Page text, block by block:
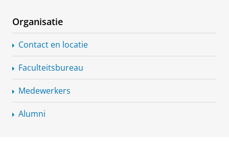
Organisatie
Contact en locatie
Faculteitsbureau
Medewerkers
Alumni